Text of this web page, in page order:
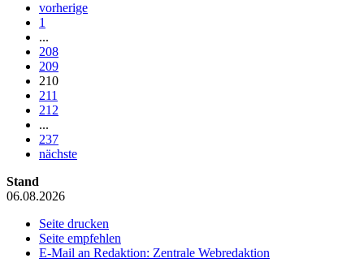
vorherige
1
...
208
209
210
211
212
...
237
nächste
Stand
06.08.2026
Seite drucken
Seite empfehlen
E-Mail an Redaktion: Zentrale Webredaktion